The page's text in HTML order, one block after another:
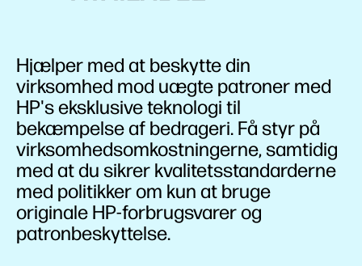
Hjælper med at beskytte din
virksomhed mod uægte patroner med
HP's eksklusive teknologi til
bekæmpelse af bedrageri. Få styr på
virksomhedsomkostningerne, samtidig
med at du sikrer kvalitetsstandarderne
med politikker om kun at bruge
originale HP-forbrugsvarer og
patronbeskyttelse.